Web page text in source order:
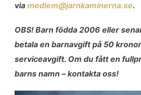
via medlem@jarnkaminerna.se.
OBS! Barn födda 2006 eller
betala en barnavgift på 50
serviceavgift. Om du fått en
barns namn – kontakta oss!